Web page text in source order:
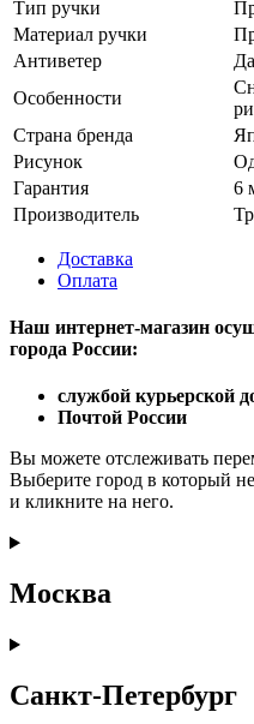
Тип ручки
Материал ручки
Антиветер
Да
Особенности
Страна бренда
Рисунок
Гарантия
6
Производитель
Доставка
Оплата
Наш интернет-магазин
города России:
службой курьерской
Почтой России
Вы можете отслеживать
Выберите город в который
и кликните на него.
Москва
Санкт-Петербург